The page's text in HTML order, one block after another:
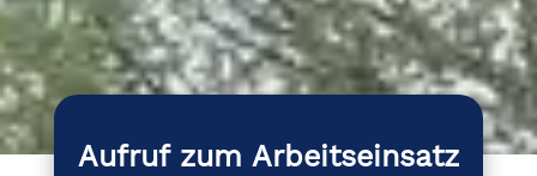
Aufruf zum Arbeitseinsatz